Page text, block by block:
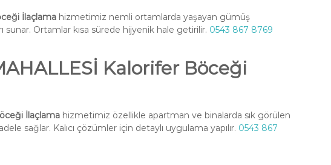
İlaçlama hizmetimiz nemli ortamlarda yaşayan gümüş
sunar. Ortamlar kısa sürede hijyenik hale getirilir. 0543 867 8769
Kalorifer Böceği
İlaçlama hizmetimiz özellikle apartman ve binalarda sık görülen
sağlar. Kalıcı çözümler için detaylı uygulama yapılır. 0543 867